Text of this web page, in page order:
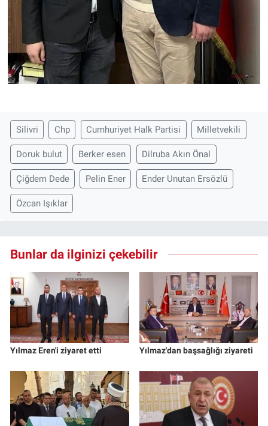
Silivri Chp Cumhuriyet Halk Partisi Milletvekili
Doruk bulut Berker esen Dilruba Akın Önal
Çiğdem Dede Pelin Ener Ender Unutan Ersözlü
Özcan Işıklar
Bunlar da ilginizi çekebilir
Yılmaz Eren'i ziyaret etti Yılmaz'dan başsağlığı ziyareti